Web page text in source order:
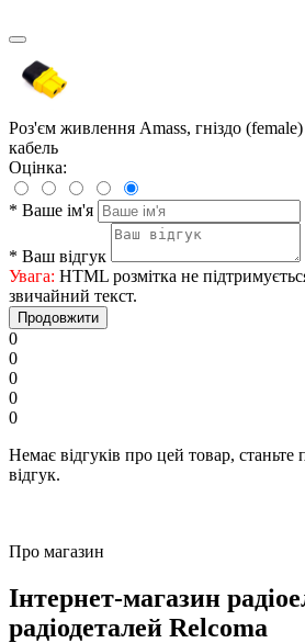
Роз'єм живлення Amass, гніздо
кабель
Оцінка:
* Ваше ім'я
* Ваш відгук
Увага: HTML розмітка не
звичайний текст.
Продовжити
0
0
0
0
0
Немає відгуків про цей товар,
відгук.
Про магазин
Інтернет-магазин
радіодеталей Relcoma